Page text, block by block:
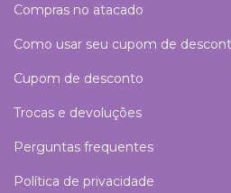
Compras no atacado
Como usar seu cupom de
Cupom de desconto
Trocas e devoluções
Perguntas frequentes
Política de privacidade